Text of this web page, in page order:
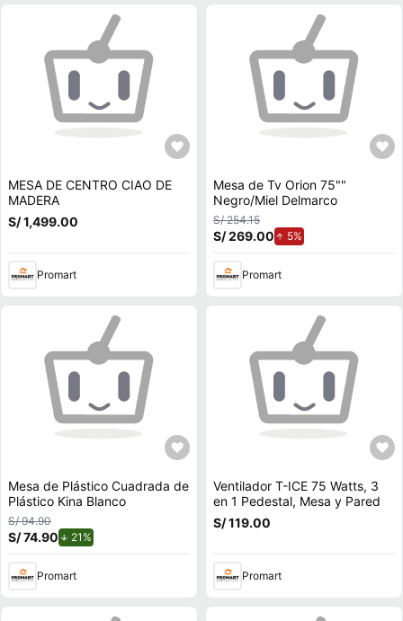
MESA DE CENTRO CIAO DE
MADERA
S/ 1,499.00
Promart
Mesa de Tv Orion 75""
Negro/Miel Delmarco
S/ 254.15
S/ 269.00 5%
Promart
Mesa de Plástico Cuadrada de
Plástico Kina Blanco
S/ 94.90
S/ 74.90 21%
Promart
Ventilador T-ICE 75 Watts, 3
en 1 Pedestal, Mesa y Pared
S/ 119.00
Promart